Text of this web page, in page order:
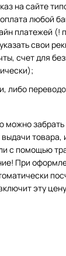
на сайте
любой
платежей (!
свои
счет для
либо
можно
товара,
с помощью
При
эту